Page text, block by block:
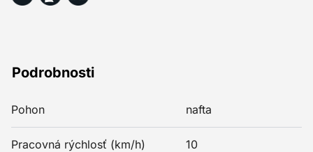
Podrobnosti
Pohon nafta
Pracovná rýchlosť (km/h) 10